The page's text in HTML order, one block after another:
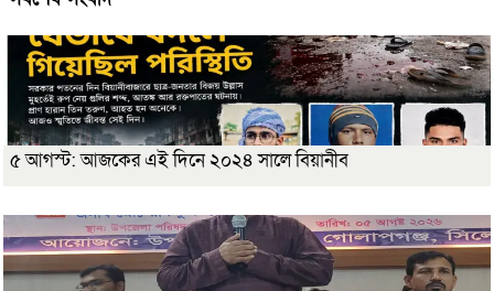
৫ আগস্ট: আজকের এই দিনে ২০২৪ সালে বিয়ানীব